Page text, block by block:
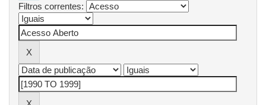
Filtros correntes: